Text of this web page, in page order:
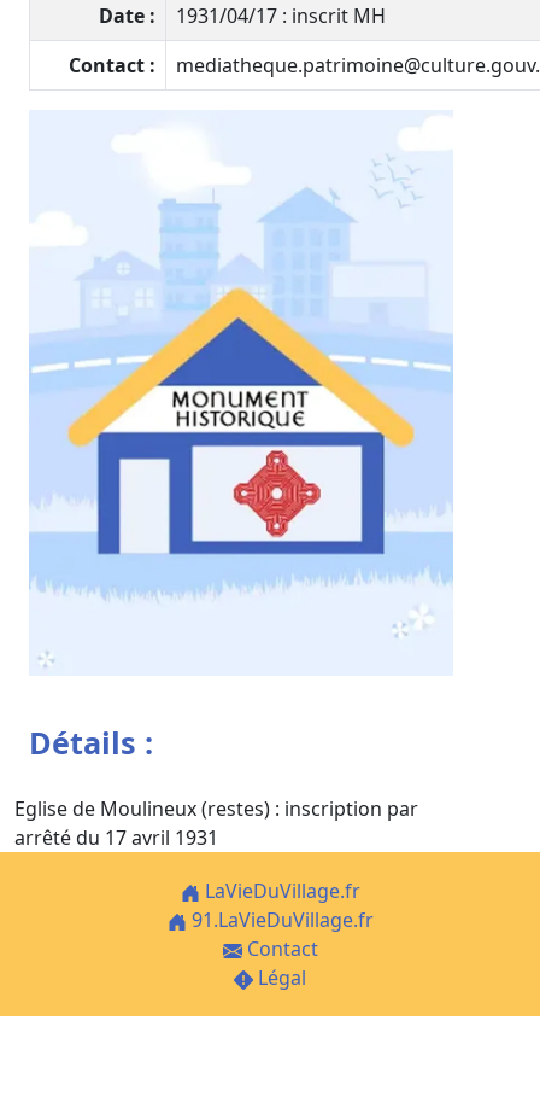
Date :
1931/04/17 : inscrit MH
Contact :
Détails :
Eglise de Moulineux (restes) : inscription par
arrêté du 17 avril 1931
LaVieDuVillage.fr
91.LaVieDuVillage.fr
Contact
Légal